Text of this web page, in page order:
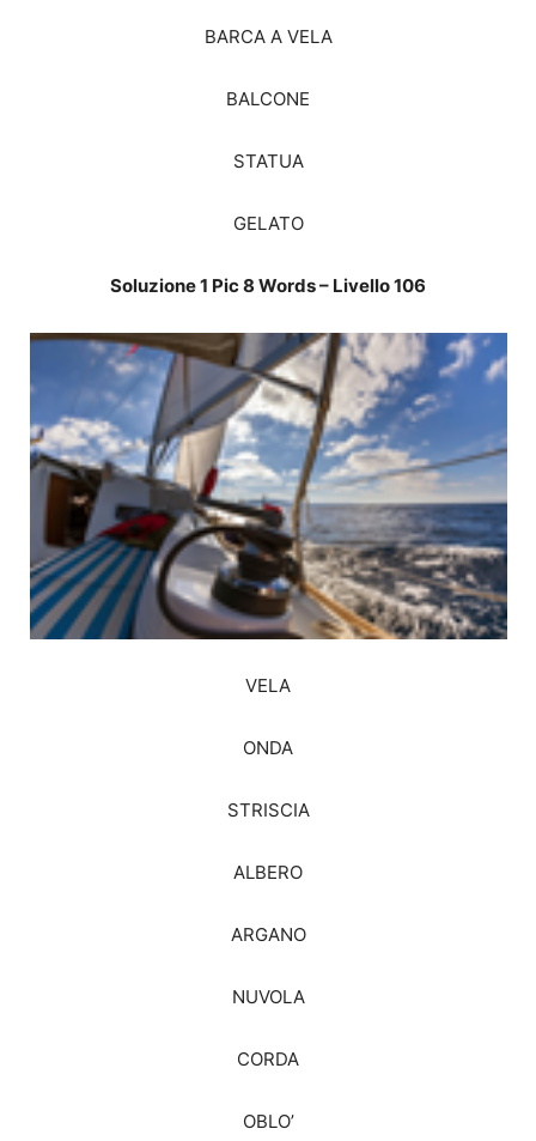
BARCA A VELA
BALCONE
STATUA
GELATO
Soluzione 1 Pic 8 Words – Livello 106
VELA
ONDA
STRISCIA
ALBERO
ARGANO
NUVOLA
CORDA
OBLO’